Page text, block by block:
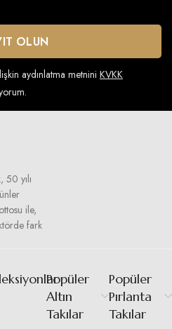
aydınlatma metnini KVKK
yılı
ile,
fark
Popüler
Altın
Takılar
Popüler
Pırlanta
Takılar